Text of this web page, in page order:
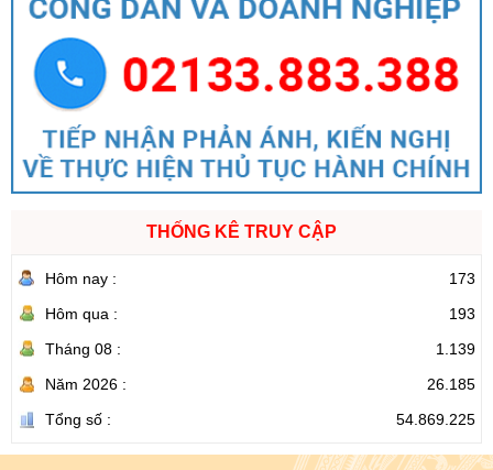
THỐNG KÊ TRUY CẬP
Hôm nay :
173
Hôm qua :
193
Tháng 08 :
1.139
Năm 2026 :
26.185
Tổng số :
54.869.225